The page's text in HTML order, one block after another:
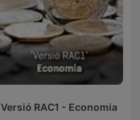
Versió RAC1 - Economia